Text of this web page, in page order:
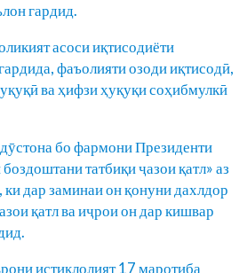
гардид.
асоси иқтисодиёти
фаъолияти озоди иқтисодӣ,
ва ҳифзи ҳуқуқи соҳибмулкӣ
бо фармони Президенти
татбиқи ҷазои қатл» аз
дар заминаи он қонуни дахлдор
қатл ва иҷрои он дар кишвар
истиқлолият 17 маротиба